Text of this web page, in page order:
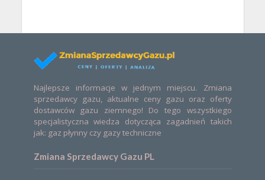
Najlepsze informacje w jednym miejscu. Zmiana
sprzedawcy gazu, aktualne ceny gazu oraz oferty
dostawców gazu ziemnego! Do tego wszystkiego
specjalistyczna wiedza dotycząca zagadnień takich
jak: gaz płynny czy gazy techniczne
Zmiana Sprzedawcy Gazu PL